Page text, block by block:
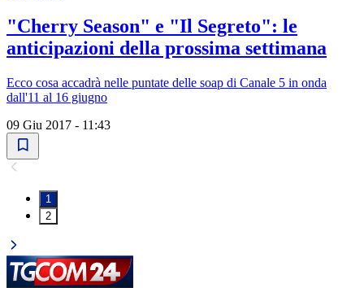
"Cherry Season" e "Il Segreto": le
anticipazioni della prossima settimana
Ecco cosa accadrà nelle puntate delle soap di Canale 5 in onda
dall'11 al 16 giugno
09 Giu 2017 - 11:43
1
2